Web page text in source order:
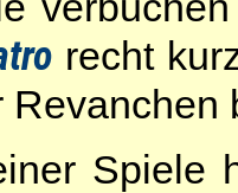
recht
Revanchen
Spiele